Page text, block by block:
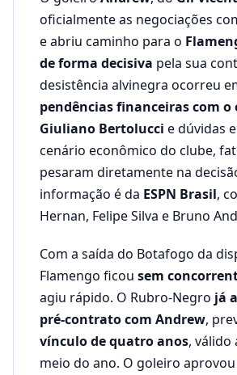
oficialmente as negociações
e abriu caminho para o
de forma decisiva pela sua
desistência alvinegra ocorreu
pendências financeiras com o
Giuliano Bertolucci e dúvidas
cenário econômico do clube,
pesaram diretamente na
informação é da ESPN Brasil,
Hernan, Felipe Silva e Bruno
Com a saída do Botafogo da
Flamengo ficou sem
agiu rápido. O Rubro-Negro já
pré-contrato com Andrew,
vínculo de quatro anos, válido
meio do ano. O goleiro